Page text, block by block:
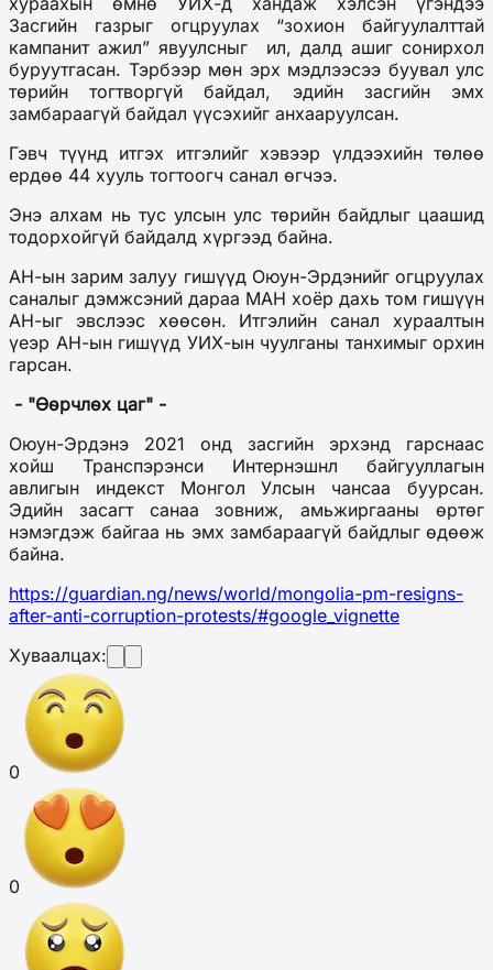
Засгийн газрыг огцруулах “зохион байгуулалттай
кампанит ажил” явуулсныг
ил, далд ашиг сонирхол
буруутгасан. Тэрбээр мөн эрх мэдлээсээ буувал улс
төрийн тогтворгүй байдал, эдийн засгийн эмх
замбараагүй байдал үүсэхийг анхааруулсан.
Гэвч түүнд итгэх итгэлийг хэвээр үлдээхийн төлөө
ердөө 44 хууль тогтоогч санал өгчээ.
Энэ алхам нь тус улсын улс төрийн байдлыг цаашид
тодорхойгүй байдалд хүргээд байна.
АН-ын зарим залуу гишүүд Оюун-Эрдэнийг огцруулах
саналыг дэмжсэний дараа МАН хоёр дахь том гишүүн
АН-ыг эвслээс хөөсөн.
Итгэлийн санал хураалтын
үеэр АН-ын гишүүд УИХ-ын чуулганы танхимыг орхин
гарсан.
- "Өөрчлөх цаг" -
Оюун-Эрдэнэ 2021 онд засгийн эрхэнд гарснаас
хойш Транспэрэнси Интернэшнл байгууллагын
авлигын индекст Монгол Улсын чансаа буурсан.
Эдийн засагт санаа зовниж, амьжиргааны өртөг
нэмэгдэж байгаа нь эмх замбараагүй байдлыг өдөөж
байна.
https://guardian.ng/news/world/mongolia-pm-resigns-
after-anti-corruption-protests/#google_vignette
Хуваалцах:
0
0